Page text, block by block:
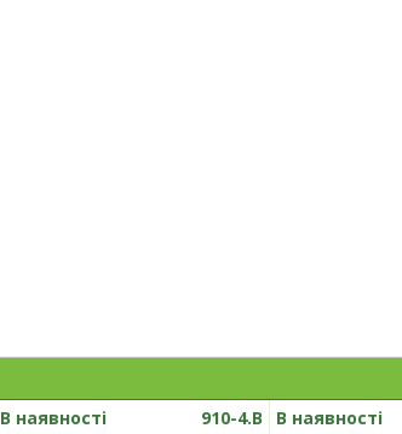
В наявності 910-4.B В наявності